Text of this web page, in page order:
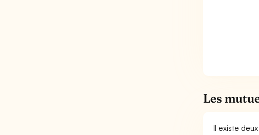
Les
Il existe